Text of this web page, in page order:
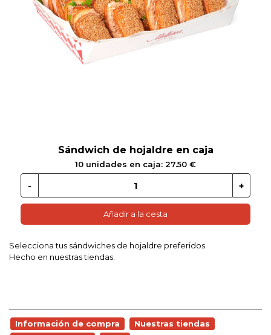
GLUTEN
Sándwich de hojaldre en caja
10 unidades en caja: 27.50 €
Añadir a la cesta
Selecciona tus sándwiches de hojaldre preferidos.
Hecho en nuestras tiendas.
Información de compra
Nuestras tiendas